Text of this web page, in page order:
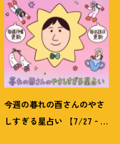
今週の暮れの酉さんのやさ
しすぎる星占い 【7/27‐